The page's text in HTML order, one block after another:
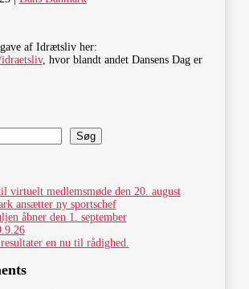
af Idrætsliv her:
, hvor blandt andet Dansens Dag er
Søg
virtuelt medlemsmøde den 20. august
ansætter ny sportschef
åbner den 1. september
en nu til rådighed.